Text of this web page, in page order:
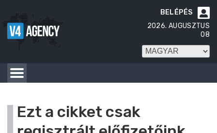

BELÉPÉS
2026. AUGUSZTUS
08
Ezt a cikket csak